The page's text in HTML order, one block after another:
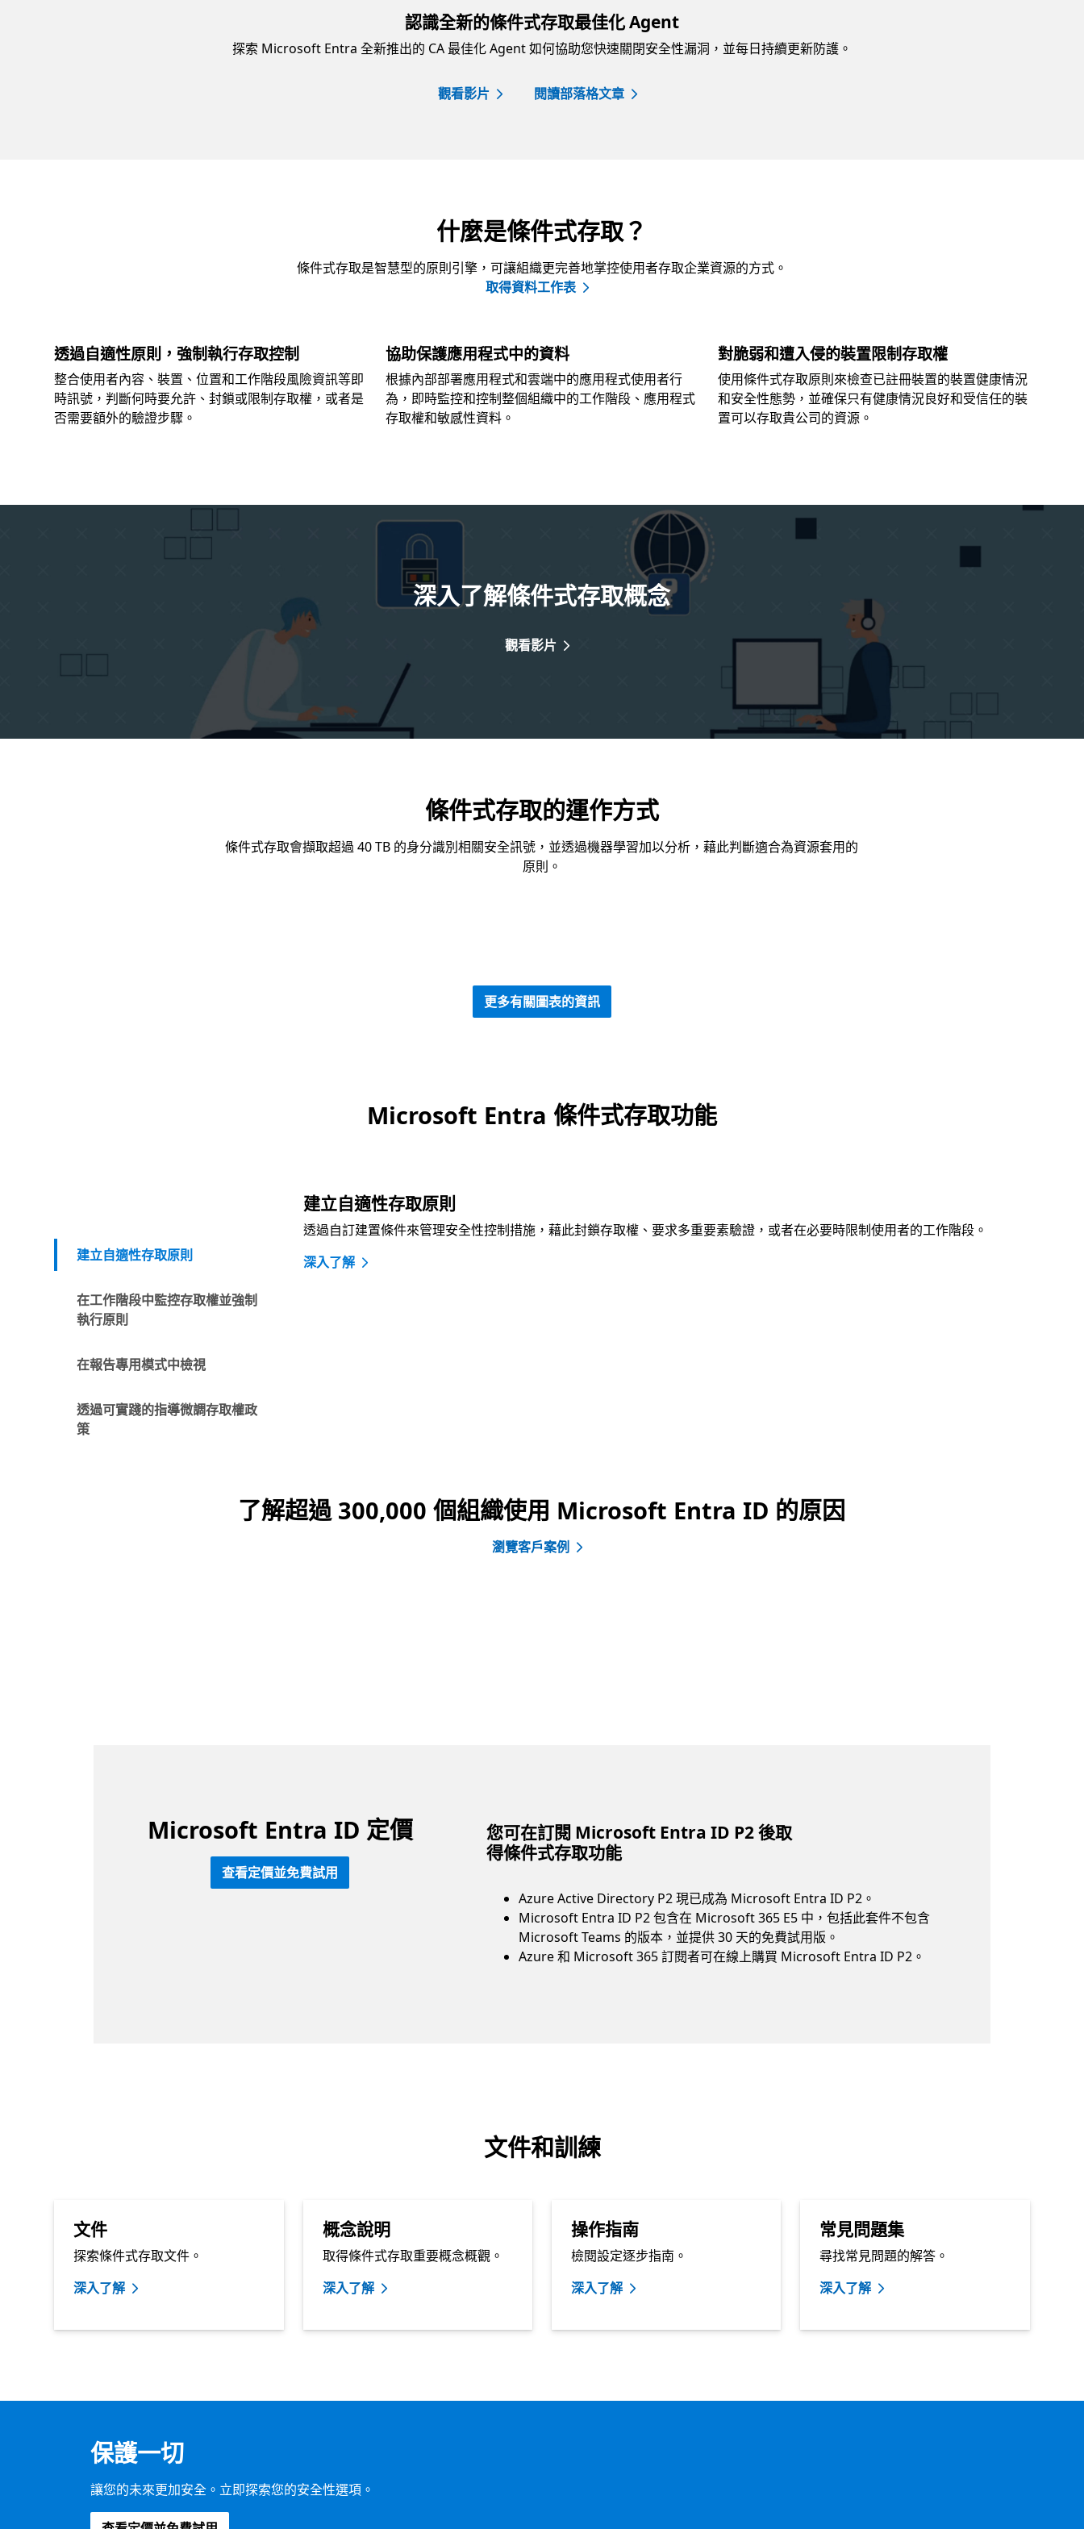
認識全新的條件式存取最佳化 Agent
探索 Microsoft Entra 全新推出的 CA 最佳化 Agent 如何協助您快速關閉安全性漏洞，並每日持續更新防護。
觀看影片 閱讀部落格文章
什麼是條件式存取？
條件式存取是智慧型的原則引擎，可讓組織更完善地掌控使用者存取企業資源的方式。
取得資料工作表
透過自適性原則，強制執行存取控制
整合使用者內容、裝置、位置和工作階段風險資訊等即
時訊號，判斷何時要允許、封鎖或限制存取權，或者是
否需要額外的驗證步驟。
協助保護應用程式中的資料
根據內部部署應用程式和雲端中的應用程式使用者行
為，即時監控和控制整個組織中的工作階段、應用程式
存取權和敏感性資料。
對脆弱和遭入侵的裝置限制存取權
使用條件式存取原則來檢查已註冊裝置的裝置健康情況
和安全性態勢，並確保只有健康情況良好和受信任的裝
置可以存取貴公司的資源。
深入了解條件式存取概念
觀看影片
條件式存取的運作方式
條件式存取會擷取超過 40 TB 的身分識別相關安全訊號，並透過機器學習加以分析，藉此判斷適合為資源套用的
原則。
更多有關圖表的資訊
Microsoft Entra 條件式存取功能
建立自適性存取原則
在工作階段中監控存取權並強制
執行原則
在報告專用模式中檢視
透過可實踐的指導微調存取權政
策
建立自適性存取原則
透過自訂建置條件來管理安全性控制措施，藉此封鎖存取權、要求多重要素驗證，或者在必要時限制使用者的工作階段。
深入了解
了解超過 300,000 個組織使用 Microsoft Entra ID 的原因
瀏覽客戶案例
Microsoft Entra ID 定價
查看定價並免費試用
您可在訂閱 Microsoft Entra ID P2 後取
得條件式存取功能
Azure Active Directory P2 現已成為 Microsoft Entra ID P2。
Microsoft Entra ID P2 包含在 Microsoft 365 E5 中，包括此套件不包含
Microsoft Teams 的版本，並提供 30 天的免費試用版。
Azure 和 Microsoft 365 訂閱者可在線上購買 Microsoft Entra ID P2。
文件和訓練
文件
探索條件式存取文件。
深入了解
概念說明
取得條件式存取重要概念概觀。
深入了解
操作指南
檢閱設定逐步指南。
深入了解
常見問題集
尋找常見問題的解答。
深入了解
保護一切
讓您的未來更加安全。立即探索您的安全性選項。